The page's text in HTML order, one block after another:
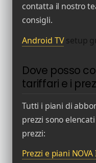
contatta il nostro
consigli.
Android TVsetup
Dove posso
tariffari e i
Tutti i piani di
prezzi sono
prezzi:
Prezzi e piani NOVA